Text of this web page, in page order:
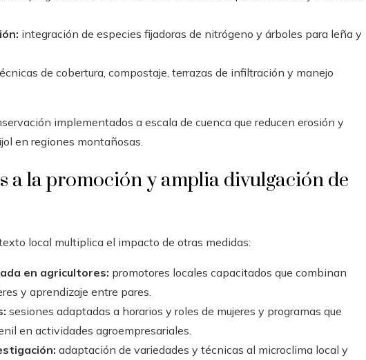
integración de especies fijadoras de nitrógeno y árboles para leña y
de cobertura, compostaje, terrazas de infiltración y manejo
implementados a escala de cuenca que reducen erosión y
en regiones montañosas.
a la promoción y amplia divulgación de
local multiplica el impacto de otras medidas:
en agricultores: promotores locales capacitados que combinan
y aprendizaje entre pares.
sesiones adaptadas a horarios y roles de mujeres y programas que
en actividades agroempresariales.
adaptación de variedades y técnicas al microclima local y